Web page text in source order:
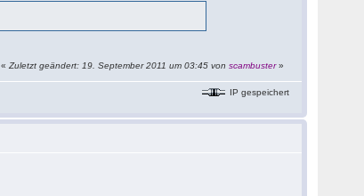
«Zuletzt geändert: 19. September 2011 um 03:45 vonscambuster»
IP gespeichert